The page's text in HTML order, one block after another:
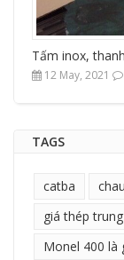
Tấm inox,
12 May, 2021
TAGS
catba
giá thép
Monel 400 là